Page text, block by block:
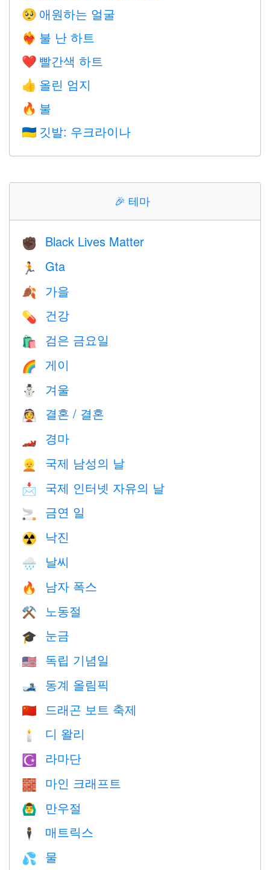
🥺 애원하는 얼굴
❤️‍🔥 불 난 하트
❤️ 빨간색 하트
👍 올린 엄지
🔥 불
🇺🇦 깃발: 우크라이나
🎉 테마
✊🏿 Black Lives Matter
🏃 Gta
🍂 가을
💊 건강
🛍 검은 금요일
🌈 게이
⛄ 겨울
👰 결혼 / 결혼
🏎 경마
👱 국제 남성의 날
📩 국제 인터넷 자유의 날
🚬 금연 일
☢️ 낙진
🌧 날씨
🔥 남자 폭스
⚒️ 노동절
🎓 눈금
🇺🇸 독립 기념일
🎿 동계 올림픽
🇨🇳 드래곤 보트 축제
🕯 디 왈리
☪️ 라마단
🧱 마인 크래프트
🙆‍♂️ 만우절
🕴️ 매트릭스
💦 물